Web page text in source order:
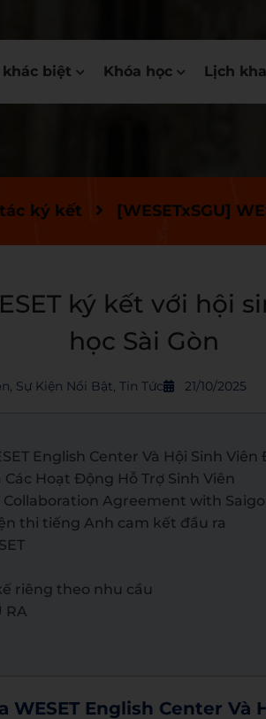
biệt Khóa học Lịch
ký kết [WESETxSGU]
ký kết với hội
học Sài Gòn
, Sự Kiện Nổi Bật, Tin Tức 21/10/2025
English Center Và Hội Sinh Viên
Hoạt Động Hỗ Trợ Sinh Viên
Collaboration Agreement with
thi tiếng Anh cam kết đầu ra
riêng theo nhu cầu
RA
WESET English Center Và